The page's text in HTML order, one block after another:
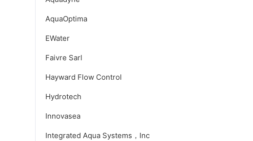
AquaOptima
EWater
Faivre Sarl
Hayward Flow Control
Hydrotech
Innovasea
Integrated Aqua Systems，Inc